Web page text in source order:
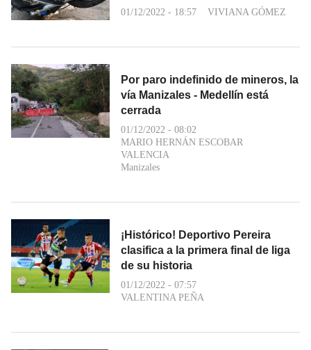
01/12/2022 - 18:57 VIVIANA GÓMEZ
Por paro indefinido de mineros, la
vía Manizales - Medellín está
cerrada
01/12/2022 - 08:02
MARIO HERNÁN ESCOBAR
VALENCIA
Manizales
¡Histórico! Deportivo Pereira
clasifica a la primera final de liga
de su historia
01/12/2022 - 07:57
VALENTINA PEÑA